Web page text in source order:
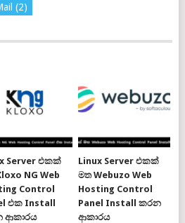
(2)
Server එකක්
NG Web
Control
එක Install
ආකාරය
Linux Server එකක්
මත Webuzo Web
Hosting Control
Panel Install කරන
ආකාරය